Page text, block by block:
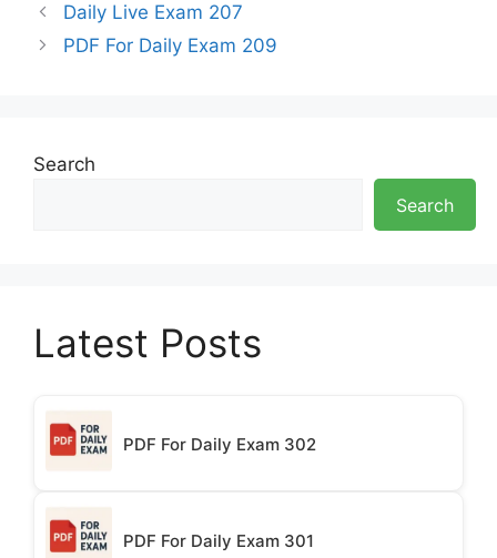
Daily Live Exam 207
PDF For Daily Exam 209
Search
Search
Latest Posts
PDF For Daily Exam 302
PDF For Daily Exam 301